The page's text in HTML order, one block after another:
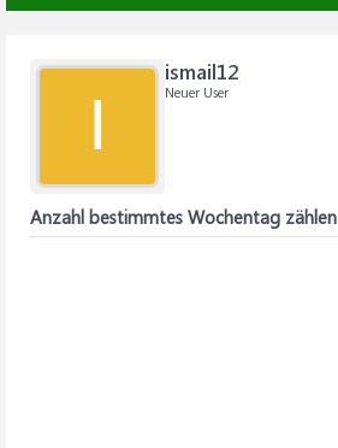
I
ismail12
Neuer User
Anzahl bestimmtes Wochentag zählen